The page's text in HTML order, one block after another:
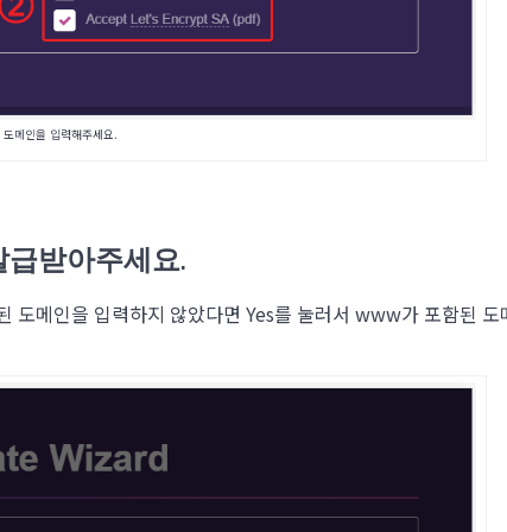
도메인을 입력해주세요.
받아주세요.
메인을 입력하지 않았다면 Yes를 눌러서 www가 포함된 도